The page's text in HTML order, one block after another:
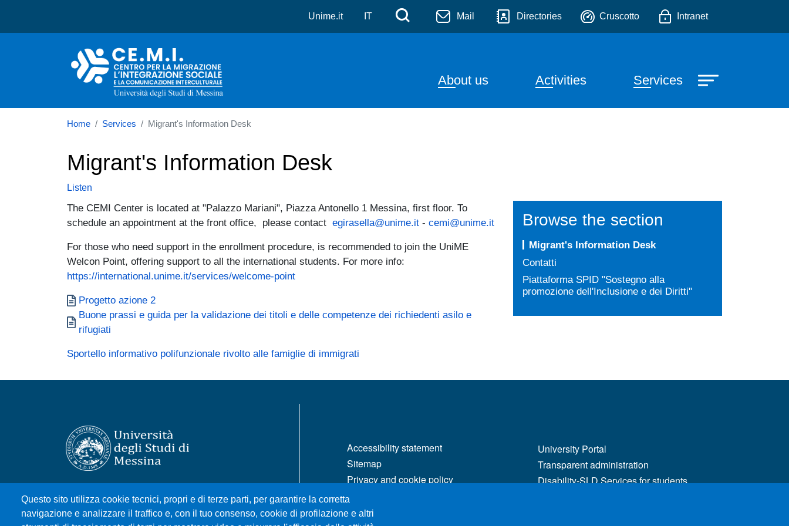
Skip to main content
Centro per la migrazione, l'integrazione sociale e la comunicazione
Unime.it IT Menù di servizio
Cerca Mail Directories Cruscotto Intranet
Navigazione principale
About us Activities Services
Home Services Migrant's Information Desk
Migrant's Information Desk
Listen
The CEMI Center is located at "Palazzo Mariani", Piazza Antonello 1 Messina, first floor. To
schedule an appointment at the front office, please contact egirasella@unime.it - cemi@unime.it
For those who need support in the enrollment procedure, is recommended to join the UniME
Welcon Point, offering support to all the international students. For more info:
https://international.unime.it/services/welcome-point
Documento
Progetto azione 2
Documento
Buone prassi e guida per la validazione dei titoli e delle competenze dei richiedenti asilo e
rifugiati
Sportello informativo polifunzionale rivolto alle famiglie di immigrati
Browse the section
Migrant's Information Desk
Contatti
Piattaforma SPID "Sostegno alla
promozione dell'Inclusione e dei Diritti"
Questo sito utilizza cookie tecnici, propri e di terze parti, per garantire la corretta
navigazione e analizzare il traffico e, con il tuo consenso, cookie di profilazione e altri
Università degli Studi di Messina
Piazza Pugliatti, 1 - 98122 Messina
Cod. Fiscale 80004070837
Accessibility statement
Sitemap
Privacy and cookie policy
Change your mind on cookies
University Portal
Transparent administration
Disability-SLD Services for students